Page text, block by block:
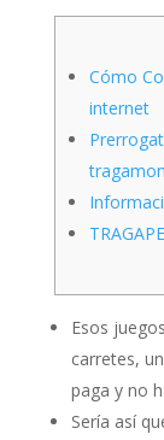
Cómo
internet
Esos
carretes,
paga y no
Serí­a así